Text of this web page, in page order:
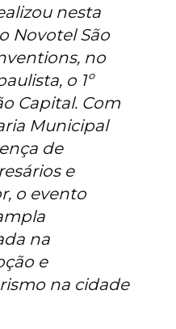
nesta
Novotel São
no
o 1º
Capital. Com
Municipal
de
e
o evento
na
e
na cidade